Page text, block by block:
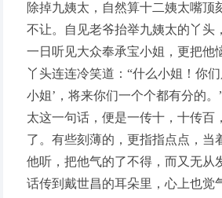
除掉九姨太，自然算十二姨太嘴顶
不让。自见老爷抬举九姨太的丫头
一日听见大众奉承宝小姐，更把他
丫头连连冷笑道：“什么小姐！你们
小姐’，将来你们一个个都有分的
太这一句话，便是一传十，十传百
了。有些刻薄的，更指指点点，当
他听，把他气的了不得，而又无从
话传到戴世昌的耳朵里，心上也觉